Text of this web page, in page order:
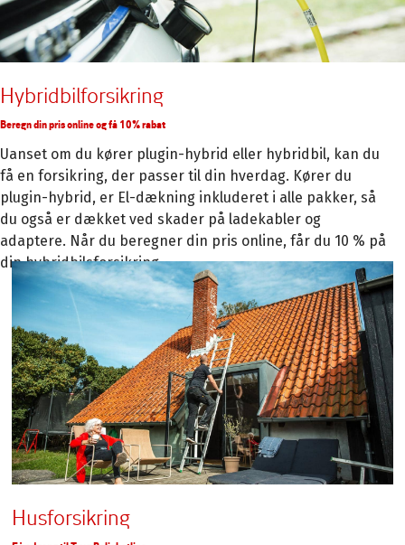
Hybridbilforsikring
Beregn din pris online og få 10% rabat
Uanset om du kører plugin-hybrid eller hybridbil, kan du
få en forsikring, der passer til din hverdag. Kører du
plugin-hybrid, er El-dækning inkluderet i alle pakker, så
du også er dækket ved skader på ladekabler og
adaptere. Når du beregner din pris online, får du 10 % på
din hybridbilsforsikring.
Husforsikring